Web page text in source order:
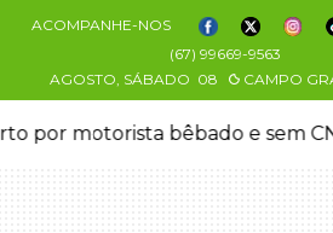
ACOMPANHE-NOS
(67) 99669-9563
AGOSTO, SÁBADO 08 CAMPO
por motorista bêbado e sem